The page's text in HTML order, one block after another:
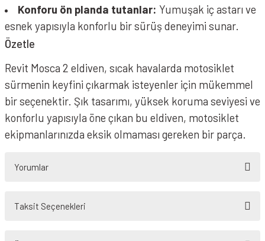
Konforu ön planda tutanlar: Yumuşak iç astarı ve
esnek yapısıyla konforlu bir sürüş deneyimi sunar.
Özetle
Revit Mosca 2 eldiven, sıcak havalarda motosiklet
sürmenin keyfini çıkarmak isteyenler için mükemmel
bir seçenektir. Şık tasarımı, yüksek koruma seviyesi ve
konforlu yapısıyla öne çıkan bu eldiven, motosiklet
ekipmanlarınızda eksik olmaması gereken bir parça.
Yorumlar
Taksit Seçenekleri